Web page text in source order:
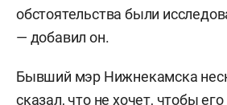
обстоятельства были
— добавил он.
Бывший мэр Нижнекамска
сказал, что не хочет, чтобы